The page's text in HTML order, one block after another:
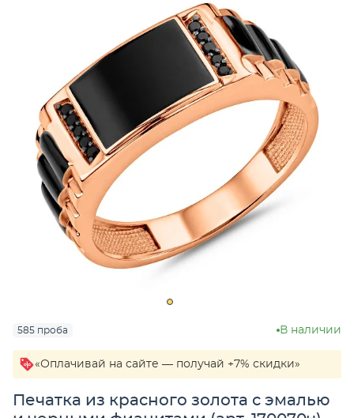
585 проба В наличии
«Оплачивай на сайте — получай +7% скидки»
Печатка из красного золота с эмалью